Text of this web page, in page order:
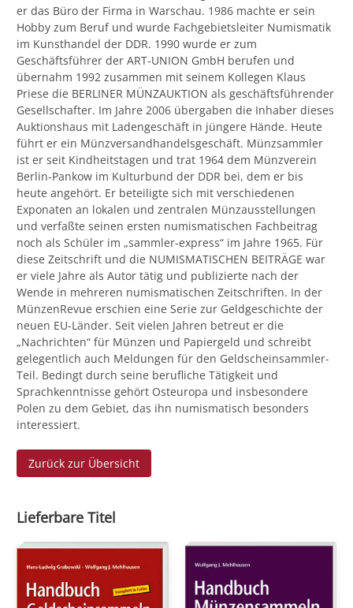
er das Büro der Firma in Warschau. 1986 machte er sein
Hobby zum Beruf und wurde Fachgebietsleiter Numismatik
im Kunsthandel der DDR. 1990 wurde er zum
Geschäftsführer der ART-UNION GmbH berufen und
übernahm 1992 zusammen mit seinem Kollegen Klaus
Priese die BERLINER MÜNZAUKTION als geschäftsführender
Gesellschafter. Im Jahre 2006 übergaben die Inhaber dieses
Auktionshaus mit Ladengeschäft in jüngere Hände. Heute
führt er ein Münzversandhandelsgeschäft. Münzsammler
ist er seit Kindheitstagen und trat 1964 dem Münzverein
Berlin-Pankow im Kulturbund der DDR bei, dem er bis
heute angehört. Er beteiligte sich mit verschiedenen
Exponaten an lokalen und zentralen Münzausstellungen
und verfaßte seinen ersten numismatischen Fachbeitrag
noch als Schüler im „sammler-express“ im Jahre 1965. Für
diese Zeitschrift und die NUMISMATISCHEN BEITRÄGE war
er viele Jahre als Autor tätig und publizierte nach der
Wende in mehreren numismatischen Zeitschriften. In der
MünzenRevue erschien eine Serie zur Geldgeschichte der
neuen EU-Länder. Seit vielen Jahren betreut er die
„Nachrichten“ für Münzen und Papiergeld und schreibt
gelegentlich auch Meldungen für den Geldscheinsammler-
Teil. Bedingt durch seine berufliche Tätigkeit und
Sprachkenntnisse gehört Osteuropa und insbesondere
Polen zu dem Gebiet, das ihn numismatisch besonders
interessiert.
Zurück zur Übersicht
Lieferbare Titel